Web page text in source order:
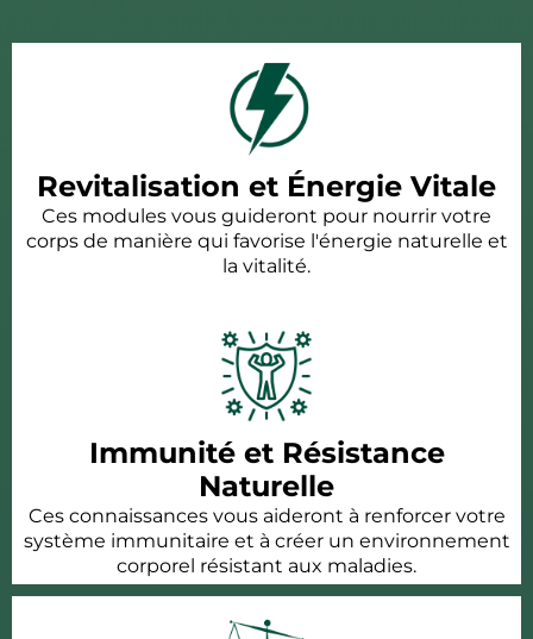
Revitalisation et Énergie Vitale
Ces modules vous guideront pour nourrir votre
corps de manière qui favorise l'énergie naturelle et
la vitalité.
Immunité et Résistance
Naturelle
Ces connaissances vous aideront à renforcer votre
système immunitaire et à créer un environnement
corporel résistant aux maladies.